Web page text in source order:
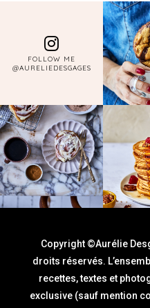
FOLLOW ME
@AURELIEDESGAGES
Copyright ©Aurélie
droits réservés.
recettes, textes et
exclusive (sauf mention